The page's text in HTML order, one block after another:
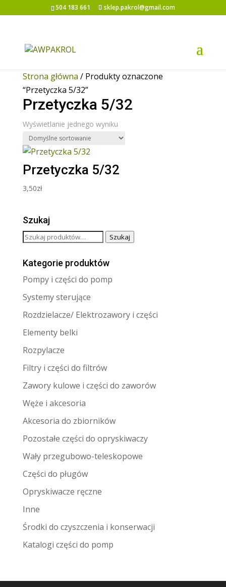
504 183 661 sklep.pakrol@gmail.com
Strona główna / Produkty oznaczone
“Przetyczka 5/32”
Przetyczka 5/32
Wyświetlanie jednego wyniku
Przetyczka 5/32
3,50zł
Szukaj
Szukaj: Szukaj
Kategorie produktów
Pompy i części do pomp
Systemy sterujące
Rozdzielacze/ Elektrozawory i części
Elementy belki
Rozpylacze
Filtry i części do filtrów
Zawory kulowe i części do zaworów
Węże i akcesoria
Akcesoria do zbiorników
Pozostałe części do opryskiwaczy
Wały przegubowo-teleskopowe
Części do pługów
Opryskiwacze ręczne
Inne
Środki do czyszczenia i konserwacji
Katalogi części do pomp